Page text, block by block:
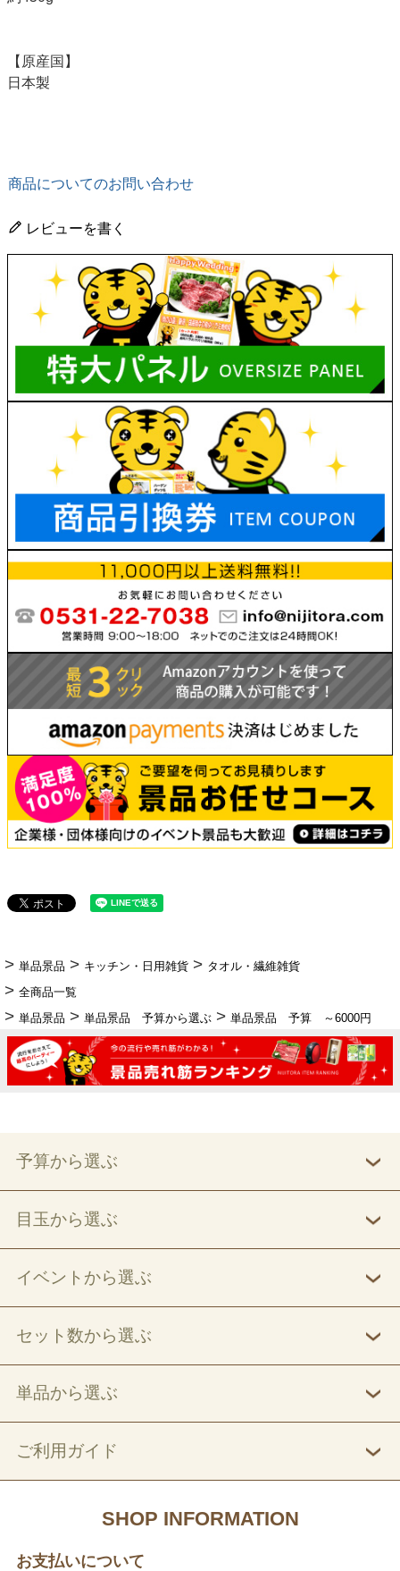
【原産国】
日本製
商品についてのお問い合わせ
レビューを書く
単品景品 キッチン・日用雑貨
タオル・繊維雑貨
全商品一覧
単品景品
単品景品 予算から選ぶ 単品景品 予算 ～6000円
予算から選ぶ
目玉から選ぶ
イベントから選ぶ
セット数から選ぶ
単品から選ぶ
ご利用ガイド
SHOP INFORMATION
お支払いについて